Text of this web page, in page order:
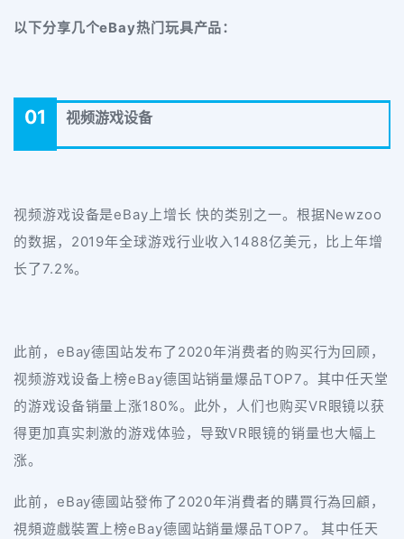
以下分享几个eBay热门玩具产品：
01 视频游戏设备
视频游戏设备是eBay上增长 快的类别之一。根据Newzoo
的数据，2019年全球游戏行业收入1488亿美元，比上年增
长了7.2%。
此前，eBay德国站发布了2020年消费者的购买行为回顾，
视频游戏设备上榜eBay德国站销量爆品TOP7。其中任天堂
的游戏设备销量上涨180%。此外，人们也购买VR眼镜以获
得更加真实刺激的游戏体验，导致VR眼镜的销量也大幅上
涨。
此前，eBay德國站發佈了2020年消費者的購買行為回顧，
視頻遊戲裝置上榜eBay德國站銷量爆品TOP7。 其中任天